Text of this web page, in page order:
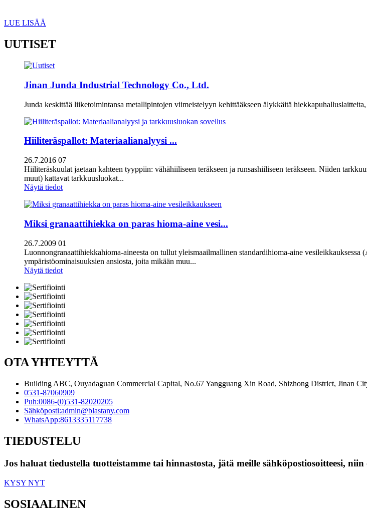
LUE LISÄÄ
UUTISET
Jinan Junda Industrial Technology Co., Ltd.
Junda keskittää liiketoimintansa metallipintojen viimeistelyyn kehittääkseen älykkäitä
Hiiliteräspallot: Materiaalianalyysi ...
26.7.2016 07
Hiiliteräskuulat jaetaan kahteen tyyppiin: vähähiiliseen teräkseen ja runsashiiliseen teräkseen. Niiden
muut) kattavat tarkkuusluokat...
Näytä tiedot
Miksi granaattihiekka on paras hioma-aine vesi...
26.7.2009 01
Luonnongranaattihiekkahioma-aineesta on tullut yleismaailmallinen standardihioma-aine
ympäristöominaisuuksien ansiosta, joita mikään muu...
Näytä tiedot
OTA YHTEYTTÄ
Building ABC, Ouyadaguan Commercial Capital, No.67 Yangguang Xin Road, Shizhong District, Jinan
0531-87060909
Puh:0086-(0)531-82020205
Sähköposti:admin@blastany.com
WhatsApp:8613335117738
TIEDUSTELU
Jos haluat tiedustella tuotteistamme tai hinnastosta, jätä meille sähköpostiosoitteesi,
KYSY NYT
SOSIAALINEN